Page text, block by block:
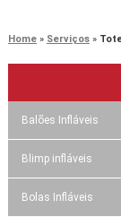
Home Serviços
Balões Infláveis
Blimp infláveis
Bolas Infláveis